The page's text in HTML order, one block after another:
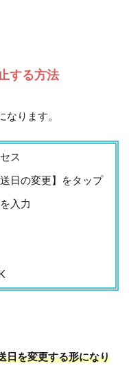
する方法
ります。
ス
日の変更】をタップ
入力
日を変更する形になり